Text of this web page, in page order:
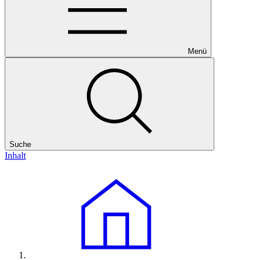
Menü
Suche
Inhalt